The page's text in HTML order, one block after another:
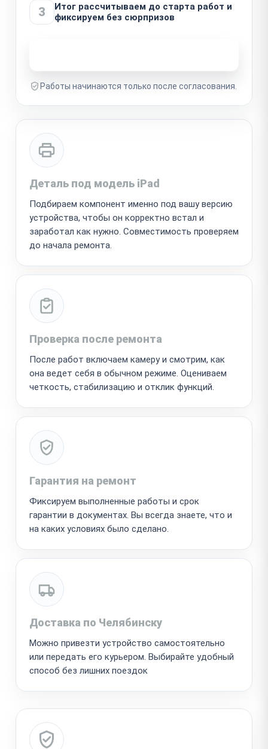
3
Итог рассчитываем до старта работ и
фиксируем без сюрпризов
Работы начинаются только после согласования.
Деталь под модель iPad
Подбираем компонент именно под вашу версию
устройства, чтобы он корректно встал и
заработал как нужно. Совместимость проверяем
до начала ремонта.
Проверка после ремонта
После работ включаем камеру и смотрим, как
она ведет себя в обычном режиме. Оцениваем
четкость, стабилизацию и отклик функций.
Гарантия на ремонт
Фиксируем выполненные работы и срок
гарантии в документах. Вы всегда знаете, что и
на каких условиях было сделано.
Доставка по Челябинску
Можно привезти устройство самостоятельно
или передать его курьером. Выбирайте удобный
способ без лишних поездок